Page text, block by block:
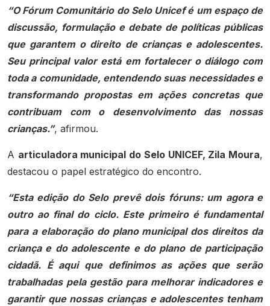
“O Fórum Comunitário do Selo Unicef é um espaço de
discussão, formulação e debate de políticas públicas
que garantem o direito de crianças e adolescentes.
Seu principal valor está em fortalecer o diálogo com
toda a comunidade, entendendo suas necessidades e
transformando propostas em ações concretas que
contribuam com o desenvolvimento das nossas
crianças.”, afirmou.
A articuladora municipal do Selo UNICEF, Zila Moura,
destacou o papel estratégico do encontro.
“Esta edição do Selo prevê dois fóruns: um agora e
outro ao final do ciclo. Este primeiro é fundamental
para a elaboração do plano municipal dos direitos da
criança e do adolescente e do plano de participação
cidadã. É aqui que definimos as ações que serão
trabalhadas pela gestão para melhorar indicadores e
garantir que nossas crianças e adolescentes tenham